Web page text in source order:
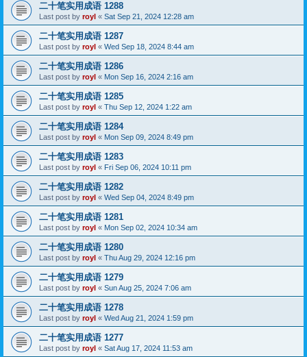
二十笔实用成语 1288
Last post by royl « Sat Sep 21, 2024 12:28 am
二十笔实用成语 1287
Last post by royl « Wed Sep 18, 2024 8:44 am
二十笔实用成语 1286
Last post by royl « Mon Sep 16, 2024 2:16 am
二十笔实用成语 1285
Last post by royl « Thu Sep 12, 2024 1:22 am
二十笔实用成语 1284
Last post by royl « Mon Sep 09, 2024 8:49 pm
二十笔实用成语 1283
Last post by royl « Fri Sep 06, 2024 10:11 pm
二十笔实用成语 1282
Last post by royl « Wed Sep 04, 2024 8:49 pm
二十笔实用成语 1281
Last post by royl « Mon Sep 02, 2024 10:34 am
二十笔实用成语 1280
Last post by royl « Thu Aug 29, 2024 12:16 pm
二十笔实用成语 1279
Last post by royl « Sun Aug 25, 2024 7:06 am
二十笔实用成语 1278
Last post by royl « Wed Aug 21, 2024 1:59 pm
二十笔实用成语 1277
Last post by royl « Sat Aug 17, 2024 11:53 am